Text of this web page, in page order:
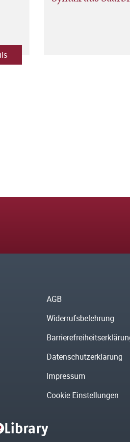
AGB
Widerrufsbelehrung
Datenschutzerklärung
Impressum
Cookie Einstellungen